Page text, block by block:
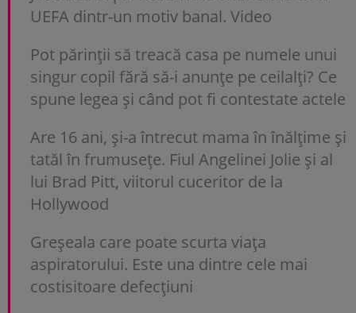
UEFA dintr-un motiv banal. Video
Pot părinții să treacă casa pe numele unui
singur copil fără să-i anunțe pe ceilalți? Ce
spune legea și când pot fi contestate actele
Are 16 ani, și-a întrecut mama în înălțime și
tatăl în frumusețe. Fiul Angelinei Jolie și al
lui Brad Pitt, viitorul cuceritor de la
Hollywood
Greșeala care poate scurta viața
aspiratorului. Este una dintre cele mai
costisitoare defecțiuni